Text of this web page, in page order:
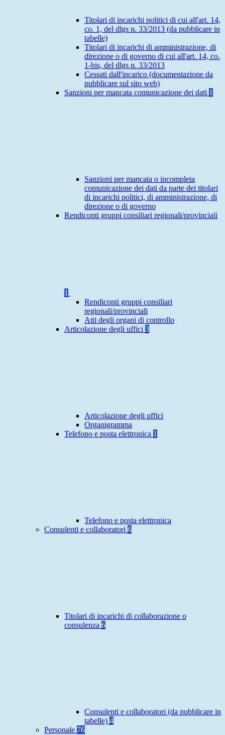
Titolari di incarichi politici di cui all'art. 14,
co. 1, del dlgs n. 33/2013 (da pubblicare in
tabelle)
Titolari di incarichi di amministrazione, di
direzione o di governo di cui all'art. 14, co.
1-bis, del dlgs n. 33/2013
Cessati dall'incarico (documentazione da
pubblicare sul sito web)
Sanzioni per mancata comunicazione dei dati 1
Sanzioni per mancata o incompleta
comunicazione dei dati da parte dei titolari
di incarichi politici, di amministrazione, di
direzione o di governo
Rendiconti gruppi consiliari regionali/provinciali
1
Rendiconti gruppi consiliari
regionali/provinciali
Atti degli organi di controllo
Articolazione degli uffici 3
Articolazione degli uffici
Organigramma
Telefono e posta elettronica 1
Telefono e posta elettronica
Consulenti e collaboratori 6
Titolari di incarichi di collaborazione o
consulenza 6
Consulenti e collaboratori (da pubblicare in
tabelle) 4
Personale 76